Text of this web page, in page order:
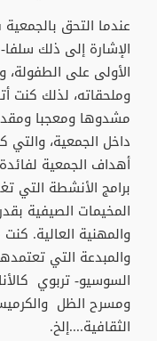
الإشارة إلى ذلك
الأولى على الطفولة،
وملحقاته، لذلك كنت
مشدوها ومعجبا
داخل الجمعية،
أهداف الجمعية
برامج الأنشطة
المخيمات الصيفية
والمهنية العالية.
والمبدعة التي
السوسيو- تربوي
ومسرح الظل
الثقافية....إلخ.